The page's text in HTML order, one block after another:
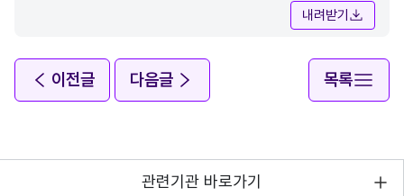
내려받기
이전글 다음글 목록
관련기관 바로가기